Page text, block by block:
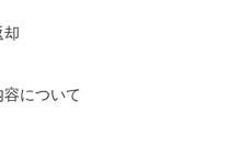
却
容について